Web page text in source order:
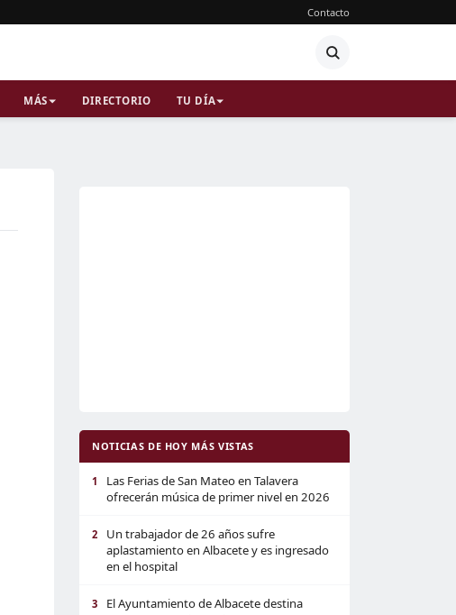
Contacto
MÁS DIRECTORIO TU DÍA
NOTICIAS DE HOY MÁS VISTAS
1
Las Ferias de San Mateo en Talavera
ofrecerán música de primer nivel en 2026
2
Un trabajador de 26 años sufre
aplastamiento en Albacete y es ingresado
en el hospital
3
El Ayuntamiento de Albacete destina